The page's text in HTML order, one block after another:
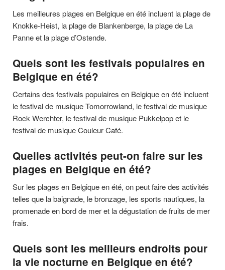
Les meilleures plages en Belgique en été incluent la plage de
Knokke-Heist, la plage de Blankenberge, la plage de La
Panne et la plage d’Ostende.
Quels sont les festivals populaires en
Belgique en été?
Certains des festivals populaires en Belgique en été incluent
le festival de musique Tomorrowland, le festival de musique
Rock Werchter, le festival de musique Pukkelpop et le
festival de musique Couleur Café.
Quelles activités peut-on faire sur les
plages en Belgique en été?
Sur les plages en Belgique en été, on peut faire des activités
telles que la baignade, le bronzage, les sports nautiques, la
promenade en bord de mer et la dégustation de fruits de mer
frais.
Quels sont les meilleurs endroits pour
la vie nocturne en Belgique en été?